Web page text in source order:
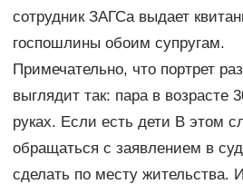
сотрудник ЗАГСа выдает
госпошлины обоим супругам.
Примечательно, что портрет
выглядит так: пара в возрасте
руках. Если есть дети В этом
обращаться с заявлением в
сделать по месту жительства.